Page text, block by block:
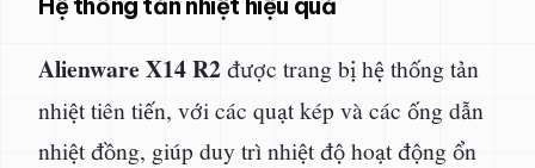
Alienware X14 R2được trang bị hệ thống tản
nhiệt tiên tiến, với các quạt kép và các ống dẫn
nhiệt đồng, giúp duy trì nhiệt độ hoạt động ổn